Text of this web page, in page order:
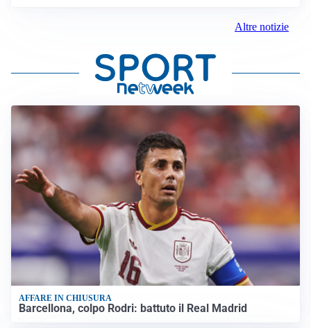
Altre notizie
AFFARE IN CHIUSURA
Barcellona, colpo Rodri: battuto il Real Madrid